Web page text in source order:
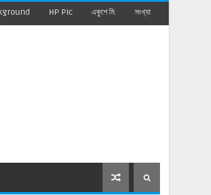
HP Pic একুশে মি. সংখ্যা